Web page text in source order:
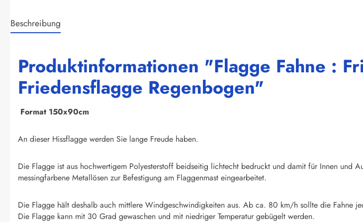
Beschreibung
Produktinformationen "Flagge Fahne :
Friedensflagge Regenbogen"
Format 150x90cm
An dieser Hissflagge werden Sie lange Freude haben.
Die Flagge ist aus hochwertigem Polyesterstoff beidseitig lichtecht bedruckt und damit für Innen und
messingfarbene Metallösen zur Befestigung am Flaggenmast eingearbeitet.
Die Flagge hält deshalb auch mittlere Windgeschwindigkeiten aus. Ab ca. 80 km/h sollte die Fahne
Die Flagge kann mit 30 Grad gewaschen und mit niedriger Temperatur gebügelt werden.